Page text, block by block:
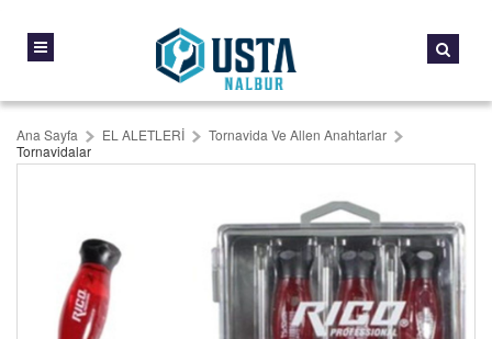
Ana Sayfa EL ALETLERİ
Tornavida Ve Allen Anahtarlar
Tornavidalar